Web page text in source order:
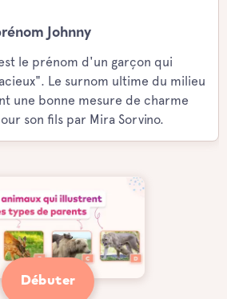
Johnny
le prénom d'un garçon qui
Le surnom ultime du milieu
une bonne mesure de charme
son fils par Mira Sorvino.
Débuter